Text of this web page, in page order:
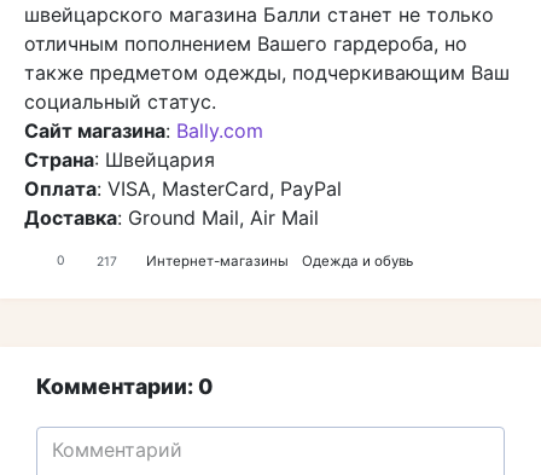
швейцарского магазина Балли станет не только
отличным пополнением Вашего гардероба, но
также предметом одежды, подчеркивающим Ваш
социальный статус.
Сайт магазина: Bally.com
Страна: Швейцария
Оплата: VISA, MasterCard, PayPal
Доставка: Ground Mail, Air Mail
0 217 Интернет-магазины Одежда и обувь
Комментарии: 0